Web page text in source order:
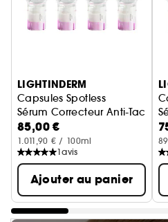
LIGHTINDERM
Capsules Spotless
Sérum Correcteur Anti-
85,00 €
1.011,90 € / 100ml
1avis
Ajouter au panier